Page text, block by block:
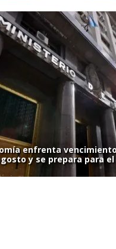
enfrenta
y se prepara para